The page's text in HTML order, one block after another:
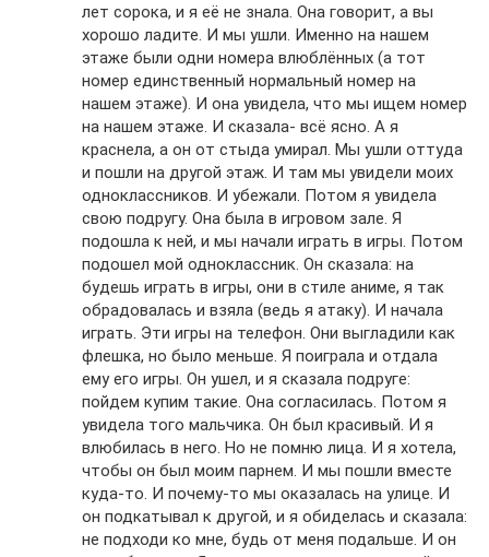
лет сорока, и я её не знала. Она говорит, а вы
хорошо ладите. И мы ушли. Именно на нашем
этаже были одни номера влюблённых (а тот
номер единственный нормальный номер на
нашем этаже). И она увидела, что мы ищем номер
на нашем этаже. И сказала- всё ясно. А я
краснела, а он от стыда умирал. Мы ушли оттуда
и пошли на другой этаж. И там мы увидели моих
одноклассников. И убежали. Потом я увидела
свою подругу. Она была в игровом зале. Я
подошла к ней, и мы начали играть в игры. Потом
подошел мой одноклассник. Он сказала: на
будешь играть в игры, они в стиле аниме, я так
обрадовалась и взяла (ведь я атаку). И начала
играть. Эти игры на телефон. Они выгладили как
флешка, но было меньше. Я поиграла и отдала
ему его игры. Он ушел, и я сказала подруге:
пойдем купим такие. Она согласилась. Потом я
увидела того мальчика. Он был красивый. И я
влюбилась в него. Но не помню лица. И я хотела,
чтобы он был моим парнем. И мы пошли вместе
куда-то. И почему-то мы оказалась на улице. И
он подкатывал к другой, и я обиделась и сказала:
не подходи ко мне, будь от меня подальше. И он